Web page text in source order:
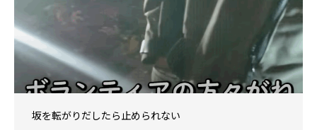
坂を転がりだしたら止められない